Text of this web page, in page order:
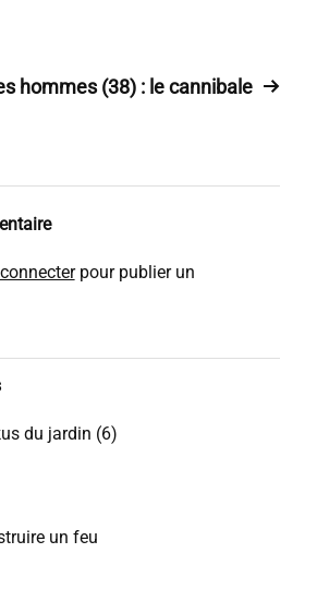
hommes (38) : le cannibale
pour publier un
du jardin (6)
un feu